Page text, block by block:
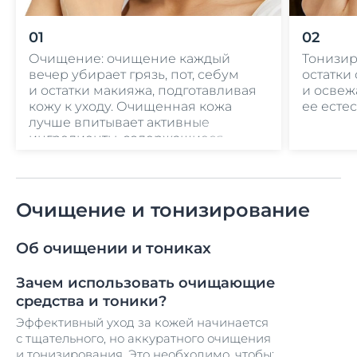
01
Очищение: очищение каждый
вечер убирает грязь, пот, себум
и остатки макияжа, подготавливая
кожу к уходу. Очищенная кожа
лучше впитывает активные
ингредиенты, содержащиеся
использовать специальное
средство для снятия макияжа
02
и
ее
Очищение и тонизирование
Об очищении и тониках
Зачем использовать очищающие
средства и тоники?
Эффективный уход за кожей начинается
с тщательного, но аккуратного очищения